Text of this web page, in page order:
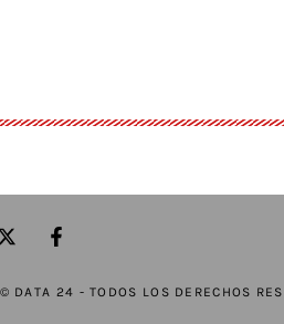
DATA 24 - TODOS LOS DERECHOS